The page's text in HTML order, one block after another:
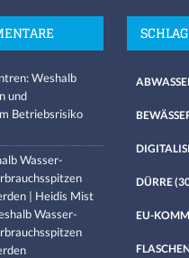
Weshalb
und
Betriebsrisiko
Wasser-
| Heidis Mist
Wasser-
DÜRRE
EU-